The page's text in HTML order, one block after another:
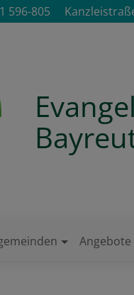
596-805
Angebote